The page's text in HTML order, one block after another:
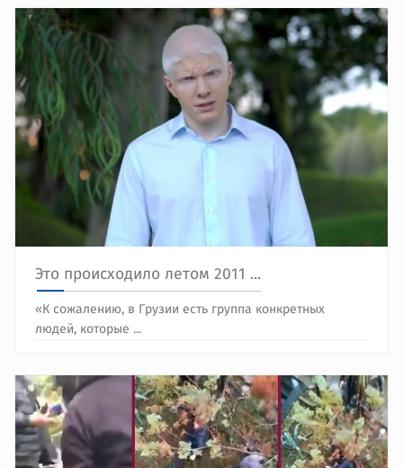
Это происходило летом 2011 ...
«К сожалению, в Грузии есть группа конкретных
людей, которые ...